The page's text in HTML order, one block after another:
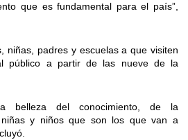
que es fundamental para el país”,
niñas, padres y escuelas a que visiten
público a partir de las nueve de la
la belleza del conocimiento, de la
niñas y niños que son los que van a